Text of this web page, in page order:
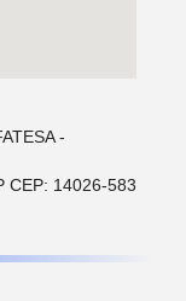
-
CEP: 14026-583